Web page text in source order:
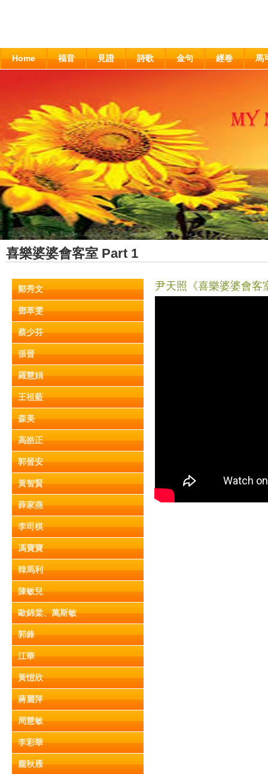
Home 福音 見證 詩歌 金句 經卷 馬
喜樂婆婆會客室 Part 1
鄭秀文
鄧萃雯
蔡少芬
張晉
羅慧娟
王祖藍
森美
高皓正
郭晉安
黃智賢
薛家燕
李司棋
馮寶寶
韓馬利
陳敏兒
歐錦棠、萬斯敏
郭鋒
江華
黃愷欣
蔣麗萍
周慧敏
李彩華
龐秋雁
尹天照《喜樂婆婆會客